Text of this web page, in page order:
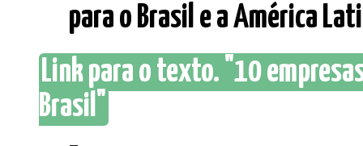
para o Brasil e a América
Link para o texto. "10
Brasil"